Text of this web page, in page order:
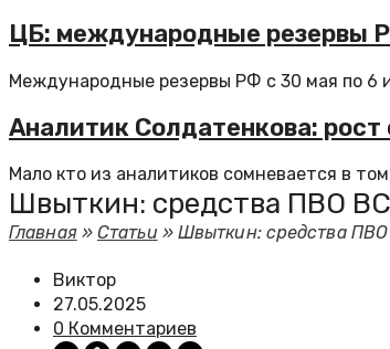
ЦБ: международные резервы
Международные резервы РФ с 30 мая по 6
Аналитик Солдатенкова:
Мало кто из аналитиков сомневается в
Швыткин: средства ПВО
Главная»Статьи » Швыткин: средства ПВО
Виктор
27.05.2025
0 Комментариев